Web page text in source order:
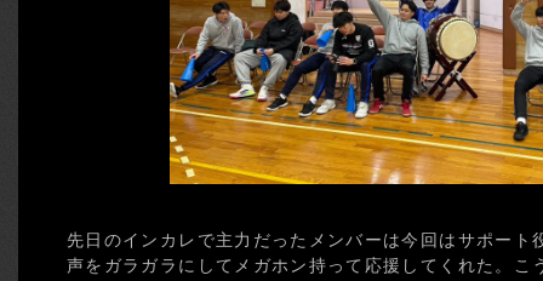
先日のインカレで主力だったメンバーは今回はサポート
声をガラガラにしてメガホン持って応援してくれた。こ